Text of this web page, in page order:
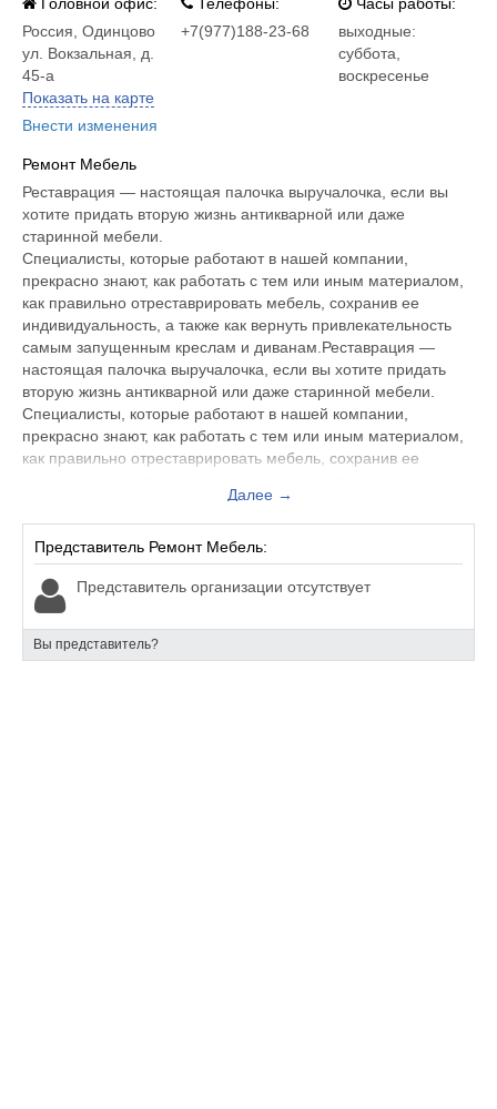
Россия Одинцово
ул. Вокзальная, д.
45-а
Показать на карте
Внести изменения
+7(977)188-23-68
выходные:
суббота,
воскресенье
Ремонт Мебель
Реставрация — настоящая палочка выручалочка, если вы
хотите придать вторую жизнь антикварной или даже
старинной мебели.
Специалисты, которые работают в нашей компании,
прекрасно знают, как работать с тем или иным материалом,
как правильно отреставрировать мебель, сохранив ее
индивидуальность, а также как вернуть привлекательность
самым запущенным креслам и диванам.Реставрация —
настоящая палочка выручалочка, если вы хотите придать
вторую жизнь антикварной или даже старинной мебели.
Специалисты, которые работают в нашей компании,
прекрасно знают, как работать с тем или иным материалом,
как правильно отреставрировать мебель, сохранив ее
самым запущенным креслам и диванам.
Далее →
Представитель Ремонт Мебель:
Представитель организации отсутствует
Вы представитель?